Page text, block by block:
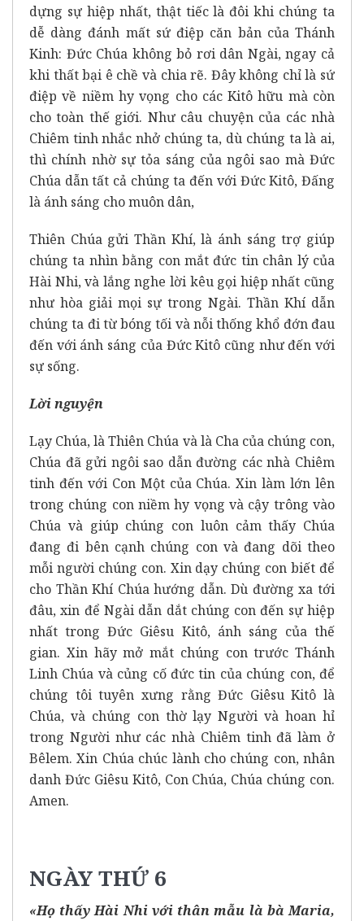
dựng sự hiệp nhất, thật tiếc là đôi khi chúng ta
dễ dàng đánh mất sứ điệp căn bản của Thánh
Kinh: Đức Chúa không bỏ rơi dân Ngài, ngay cả
khi thất bại ê chề và chia rẽ. Đây không chỉ là sứ
điệp về niềm hy vọng cho các Kitô hữu mà còn
cho toàn thế giới. Như câu chuyện của các nhà
Chiêm tinh nhắc nhở chúng ta, dù chúng ta là ai,
thì chính nhờ sự tỏa sáng của ngôi sao mà Đức
Chúa dẫn tất cả chúng ta đến với Đức Kitô, Đấng
là ánh sáng cho muôn dân,
Thiên Chúa gửi Thần Khí, là ánh sáng trợ giúp
chúng ta nhìn bằng con mắt đức tin chân lý của
Hài Nhi, và lắng nghe lời kêu gọi hiệp nhất cũng
như hòa giải mọi sự trong Ngài. Thần Khí dẫn
chúng ta đi từ bóng tối và nỗi thống khổ đớn đau
đến với ánh sáng của Đức Kitô cũng như đến với
sự sống.
Lời nguyện
Lạy Chúa, là Thiên Chúa và là Cha của chúng con,
Chúa đã gửi ngôi sao dẫn đường các nhà Chiêm
tinh đến với Con Một của Chúa. Xin làm lớn lên
trong chúng con niềm hy vọng và cậy trông vào
Chúa và giúp chúng con luôn cảm thấy Chúa
đang đi bên cạnh chúng con và đang dõi theo
mỗi người chúng con. Xin dạy chúng con biết để
cho Thần Khí Chúa hướng dẫn. Dù đường xa tới
đâu, xin để Ngài dẫn dắt chúng con đến sự hiệp
nhất trong Đức Giêsu Kitô, ánh sáng của thế
gian. Xin hãy mở mắt chúng con trước Thánh
Linh Chúa và củng cố đức tin của chúng con, để
chúng tôi tuyên xưng rằng Đức Giêsu Kitô là
Chúa, và chúng con thờ lạy Người và hoan hỉ
trong Người như các nhà Chiêm tinh đã làm ở
Bêlem. Xin Chúa chúc lành cho chúng con, nhân
danh Đức Giêsu Kitô, Con Chúa, Chúa chúng con.
Amen.
NGÀY THỨ 6
«Họ thấy Hài Nhi với thân mẫu là bà Maria,